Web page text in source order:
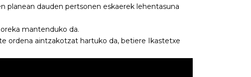
planean dauden pertsonen eskaerek lehentasuna
mantenduko da.
ordena aintzakotzat hartuko da, betiere Ikastetxe